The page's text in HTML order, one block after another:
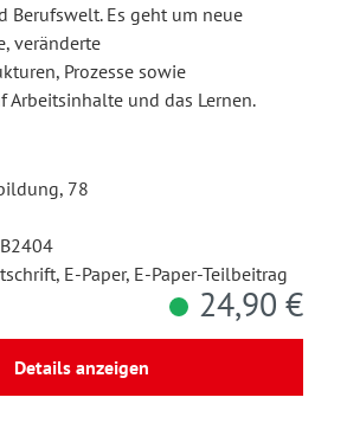
Berufswelt. Es geht um neue
veränderte
Prozesse sowie
Arbeitsinhalte und das Lernen.
78
E-Paper, E-Paper-Teilbeitrag
24,90 €
Details anzeigen